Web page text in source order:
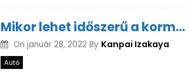
Mikor lehet időszerű a kormánymű felújítás?
On január 28, 2022 By Kanpai Izakaya
Autó